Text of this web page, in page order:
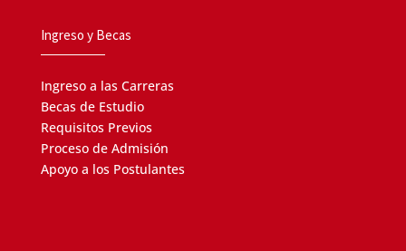
Ingreso y Becas
Ingreso a las Carreras
Becas de Estudio
Requisitos Previos
Proceso de Admisión
Apoyo a los Postulantes